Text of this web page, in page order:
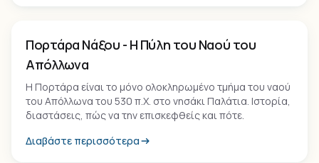
Μνημείο
Πορτάρα Νάξου - Η Πύλη του Ναού του
Απόλλωνα
Η Πορτάρα είναι το μόνο ολοκληρωμένο τμήμα του ναού
του Απόλλωνα του 530 π.Χ. στο νησάκι Παλάτια. Ιστορία,
διαστάσεις, πώς να την επισκεφθείς και πότε.
Διαβάστε περισσότερα